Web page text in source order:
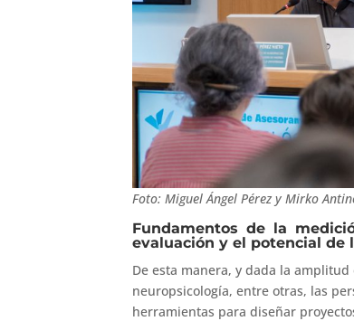
Foto: Miguel Ángel Pérez y Mirko
Fundamentos de la
evaluación y el potencial de
De esta manera, y dada la
neuropsicología, entre otras, las
herramientas para diseñar